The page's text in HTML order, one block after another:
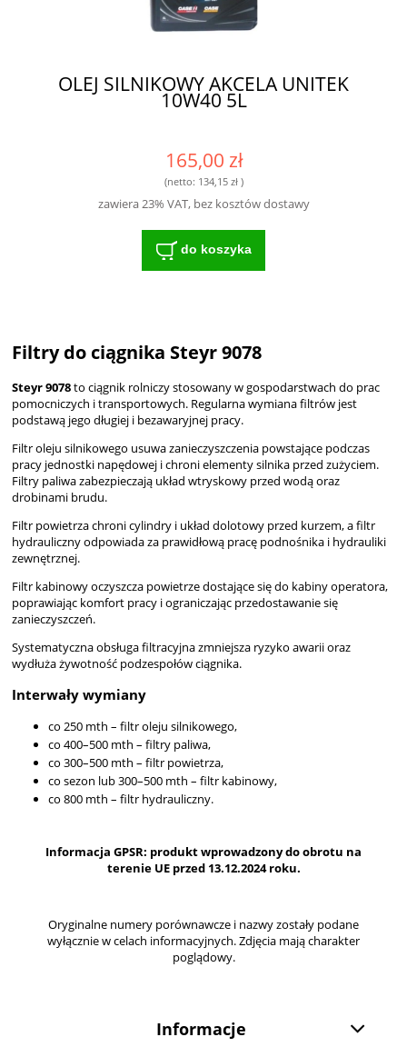
OLEJ SILNIKOWY AKCELA UNITEK
10W40 5L
165,00 zł
(netto: 134,15 zł)
zawiera 23% VAT, bez kosztów dostawy
do koszyka
Filtry do ciągnika Steyr 9078
Steyr 9078to ciągnik rolniczy stosowany w gospodarstwach do prac
pomocniczych i transportowych. Regularna wymiana filtrów jest
podstawą jego długiej i bezawaryjnej pracy.
Filtr oleju silnikowego usuwa zanieczyszczenia powstające podczas
pracy jednostki napędowej i chroni elementy silnika przed zużyciem.
Filtry paliwa zabezpieczają układ wtryskowy przed wodą oraz
drobinami brudu.
Filtr powietrza chroni cylindry i układ dolotowy przed kurzem, a filtr
hydrauliczny odpowiada za prawidłową pracę podnośnika i hydrauliki
zewnętrznej.
Filtr kabinowy oczyszcza powietrze dostające się do kabiny operatora,
poprawiając komfort pracy i ograniczając przedostawanie się
zanieczyszczeń.
Systematyczna obsługa filtracyjna zmniejsza ryzyko awarii oraz
wydłuża żywotność podzespołów ciągnika.
Interwały wymiany
co 250 mth – filtr oleju silnikowego,
co 400–500 mth – filtry paliwa,
co 300–500 mth – filtr powietrza,
co sezon lub 300–500 mth – filtr kabinowy,
co 800 mth – filtr hydrauliczny.
Informacja GPSR: produkt wprowadzony do obrotu na
terenie UE przed 13.12.2024 roku.
Oryginalne numery porównawcze i nazwy zostały podane
wyłącznie w celach informacyjnych. Zdjęcia mają charakter
poglądowy.
Informacje